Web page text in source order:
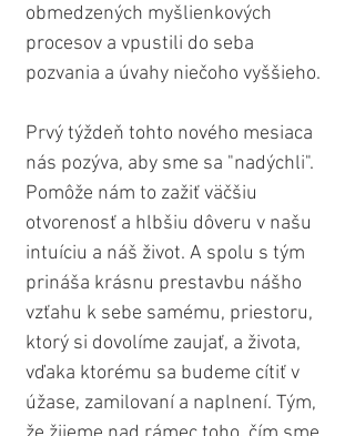
obmedzených myšlienkových
procesov a vpustili do seba
pozvania a úvahy niečoho vyššieho.
Prvý týždeň tohto nového mesiaca
nás pozýva, aby sme sa "nadýchli".
Pomôže nám to zažiť väčšiu
otvorenosť a hlbšiu dôveru v našu
intuíciu a náš život. A spolu s tým
prináša krásnu prestavbu nášho
vzťahu k sebe samému, priestoru,
ktorý si dovolíme zaujať, a života,
vďaka ktorému sa budeme cítiť v
úžase, zamilovaní a naplnení. Tým,